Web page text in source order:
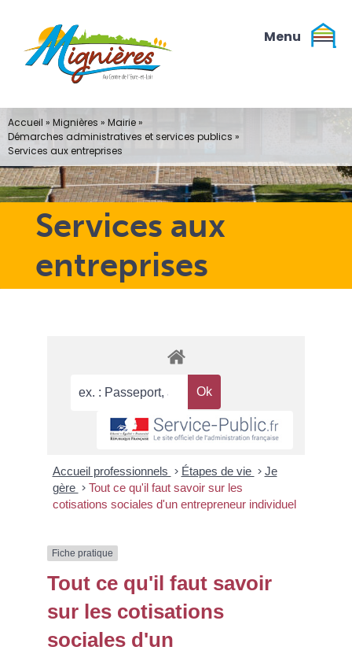
contenu
Services aux
entreprises
Accueil » Mignières » Mairie»
Démarches administratives et services publics »
Services aux entreprises
Accueil professionnels > Étapes de vie > Je
gère > Tout ce qu'il faut savoir sur les
cotisations sociales d'un entrepreneur individuel
Fiche pratique
Tout ce qu'il faut savoir
sur les cotisations
sociales d'un